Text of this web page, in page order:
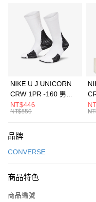
3 期 0 利率 每期
合作金庫商業銀行
華南商業銀行
上海商業儲蓄銀行
元大商業銀行
台灣樂天信用卡公司
Apple Pay
全盈+PAY
AFTEE先享後付
【關於「AFTEE先享後付」】
便利好安心！
３．安心：先確認商品／服務後
【「AFTEE先享後付」結帳流程
運送方式
每筆NT$100，滿NT$1,500(
宅配
NIKE U J UNICORN
CRW 1PR -160 男女
中統襪 FZ3393100
NT$446
NT$550
品牌
CONVERSE
商品特色
商品編號